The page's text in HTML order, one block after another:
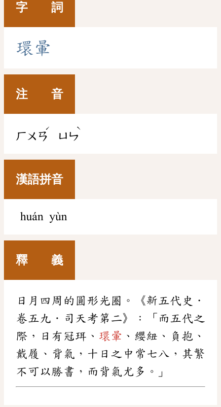
字 詞
環 暈
注 音
ㄏㄨㄢ
ˊ
ㄩㄣ
ˋ
漢語拼音
huán yùn
釋 義
日月四周的圓形光圈。《新五代史．
卷五九．司天考第二》：「而五代之
際，日有冠珥、 環暈 、纓紐、負抱、
戴履、背氣，十日之中常七八，其繁
不可以勝書，而背氣尤多。」